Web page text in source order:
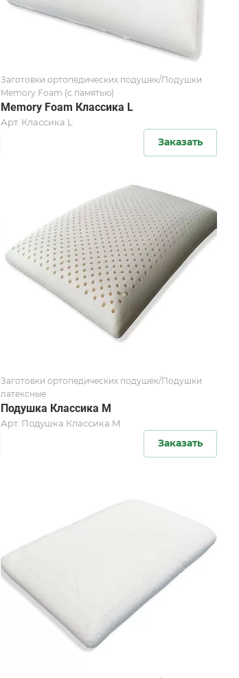
Заготовки ортопедических подушек/Подушки
Memory Foam (с памятью)
Memory Foam Классика L
Арт. Классика L
Заказать
Заготовки ортопедических подушек/Подушки
латексные
Подушка Классика M
Арт. Подушка Классика M
Заказать